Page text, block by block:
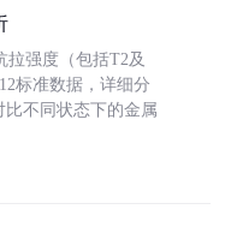
拉强度（包括T2及
标准数据，详细分
不同状态下的金属